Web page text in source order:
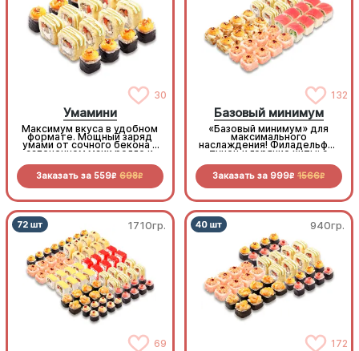
30
Умамини
Максимум вкуса в удобном
формате. Мощный заряд
умами от сочного бекона в
запеченном маки ролле и
золотистой темпуре
Заказать за 559R 698R
132
Базовый минимум
«Базовый минимум» для
максимального
наслаждения! Филадельфия
тунец и горячие хиты: с
окунем и крабом. Богатая
палитра вкусов не оставит
Заказать за 999R 1566R
1710гр.
69
940гр.
172